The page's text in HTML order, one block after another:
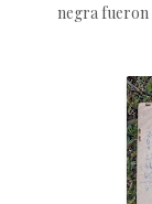
negra fueron